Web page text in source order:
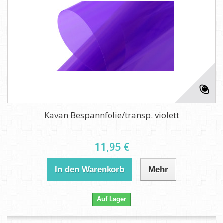
Kavan Bespannfolie/transp. violett
11,95 €
In den Warenkorb Mehr
Auf Lager